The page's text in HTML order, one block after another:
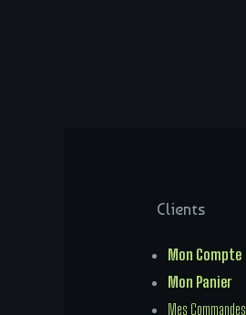
Clients
Mon Compte
Mon Panier
Mes Commandes